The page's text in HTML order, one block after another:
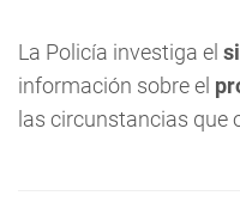
La Policía investiga el
información sobre el
las circunstancias que